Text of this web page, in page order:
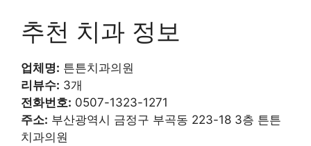
추천 치과 정보
업체명: 튼튼치과의원
리뷰수: 3개
전화번호: 0507-1323-1271
주소: 부산광역시 금정구 부곡동 223-18 3층 튼튼
치과의원